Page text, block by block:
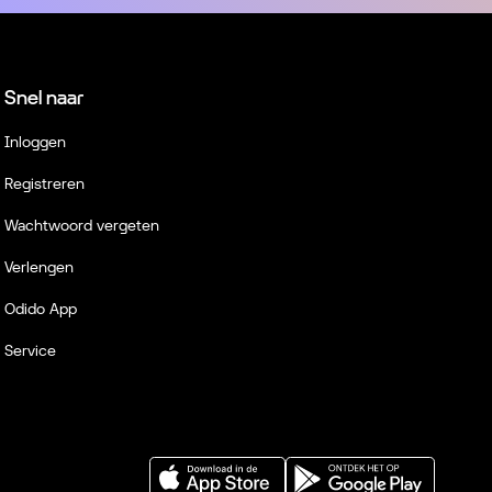
Snel naar
Inloggen
Registreren
Wachtwoord vergeten
Verlengen
Odido App
Service